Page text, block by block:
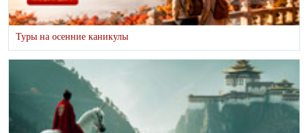
Туры на осенние каникулы